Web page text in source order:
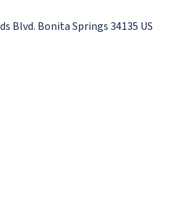
Blvd. Bonita Springs 34135 US